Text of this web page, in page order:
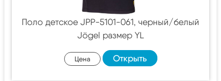
Поло детское JPP-5101-061, черный/белый
Jögel размер YL
Цена Открыть